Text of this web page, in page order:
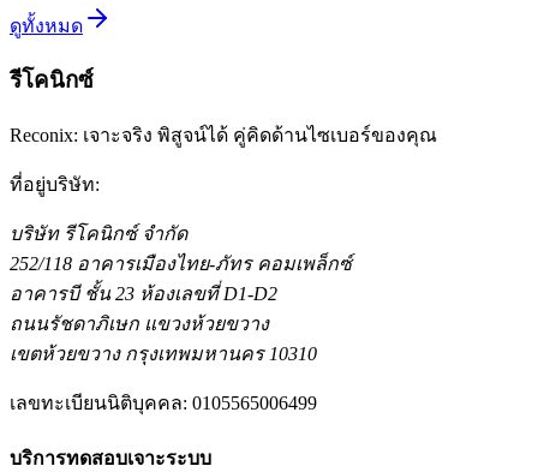
อ่านต่อ
ดูทั้งหมด
รีโคนิกซ์
Reconix: เจาะจริง พิสูจน์ได้ คู่คิดด้านไซเบอร์ของคุณ
ที่อยู่บริษัท:
บริษัท รีโคนิกซ์ จำกัด
252/118 อาคารเมืองไทย-ภัทร คอมเพล็กซ์
อาคารบี ชั้น 23 ห้องเลขที่ D1-D2
ถนนรัชดาภิเษก แขวงห้วยขวาง
เขตห้วยขวาง กรุงเทพมหานคร 10310
เลขทะเบียนนิติบุคคล: 0105565006499
บริการทดสอบเจาะระบบ